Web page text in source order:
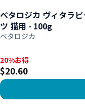
ベタロジカ ヴィタラ
ツ 猫用 - 100g
ベタロジカ
20%お得, $20.60
20%お得
$20.60